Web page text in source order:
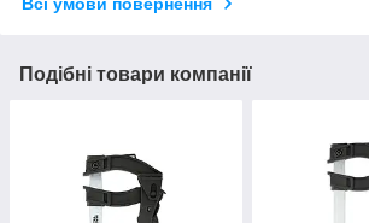
Всі умови повернення
Подібні товари компанії